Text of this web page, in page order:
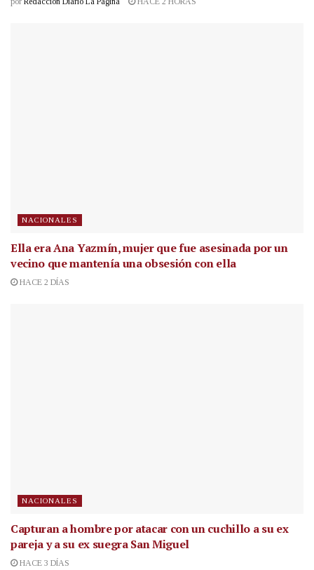
NACIONALES
Ella era Ana Yazmín, mujer que fue asesinada por un
vecino que mantenía una obsesión con ella
HACE 2 DÍAS
NACIONALES
Capturan a hombre por atacar con un cuchillo a su ex
pareja y a su ex suegra San Miguel
HACE 3 DÍAS